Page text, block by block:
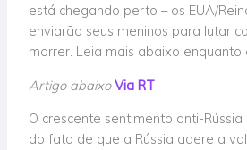
está chegando perto – os EUA/
enviarão seus meninos para lutar
morrer. Leia mais abaixo enquanto
Artigo abaixo Via RT
O crescente sentimento anti-
do fato de que a Rússia adere a